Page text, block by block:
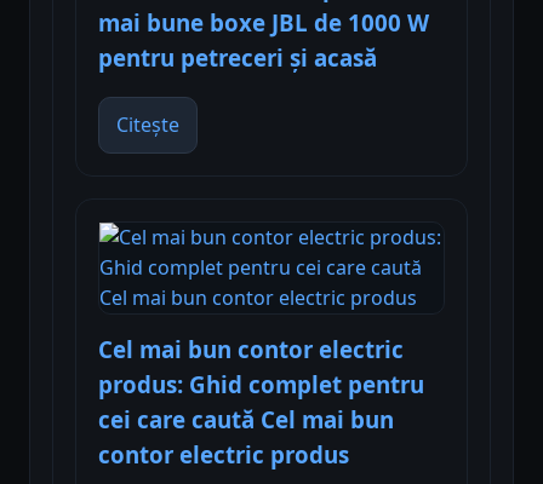
mai bune boxe JBL de 1000 W
pentru petreceri și acasă
Citește
Cel mai bun contor electric
produs: Ghid complet pentru
cei care caută Cel mai bun
contor electric produs